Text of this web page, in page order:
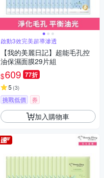
啟動3效完美超導滲透
【我的美麗日記】超能毛孔控
油保濕面膜29片組
$609 77折
5 (3)
挑戰低價 券
加入購物車